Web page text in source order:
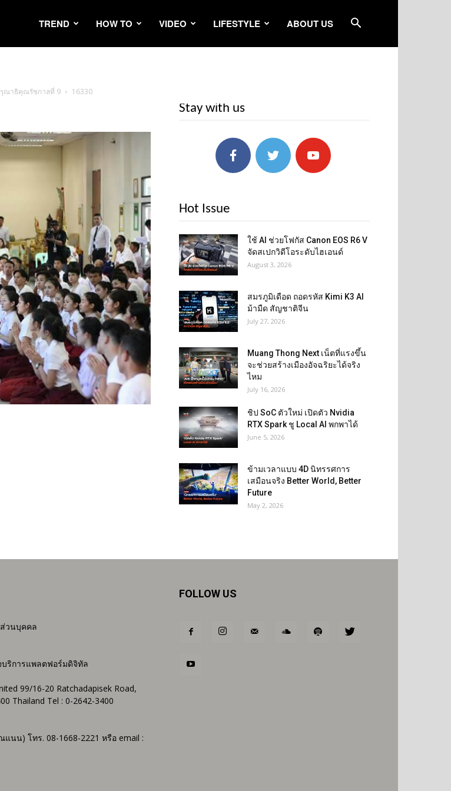
TREND HOW TO VIDEO LIFESTYLE ABOUT US
รุณาธิคุณรัชกาลที่ 9 16330
Stay with us
Hot Issue
ใช้ AI ช่วยโฟกัส Canon EOS R6 V
จัดสเปกวิดีโอระดับไฮเอนด์
August 3, 2026
สมรภูมิเดือด ถอดรหัส Kimi K3 AI
ม้ามืด สัญชาติจีน
July 27, 2026
Muang Thong Next เน็ตที่แรงขึ้น
จะช่วยสร้างเมืองอัจฉริยะได้จริง
ไหม
July 16, 2026
ชิป SoC ตัวใหม่ เปิดตัว Nvidia
RTX Spark ชู Local AI พกพาได้
June 5, 2026
ข้ามเวลาแบบ 4D นิทรรศการ
เสมือนจริง Better World, Better
Future
May 2, 2026
วนบุคคล
บริการแพลตฟอร์มดิจิทัล
99/16-20 Ratchadapisek Road,
Thailand Tel : 0-2642-3400
นน) โทร. 08-1668-2221 หรือ email :
FOLLOW US